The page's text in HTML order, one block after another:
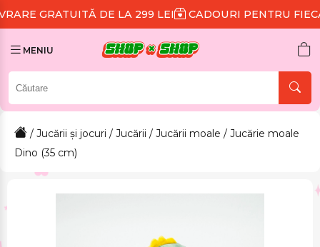
DE LA 299 LEI CADOURI PENTRU FIECARE
MENIU
/ Jucării și jocuri / Jucării / Jucării moale / Jucărie moale
Dino (35 cm)